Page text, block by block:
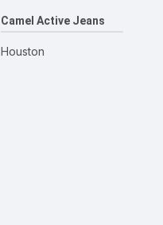
Camel Active Jeans
Houston